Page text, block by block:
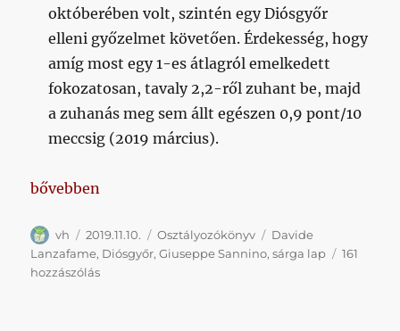
októberében volt, szintén egy Diósgyőr
elleni győzelmet követően. Érdekesség, hogy
amíg most egy 1-es átlagról emelkedett
fokozatosan, tavaly 2,2-ről zuhant be, majd
a zuhanás meg sem állt egészen 0,9 pont/10
meccsig (2019 március).
„Sannino lassan pályára lépés nélkül is hozza
bővebben
Szerző
vh Közzétéve
2019.11.10. Kategória
Osztályozókönyv Címke
Davide
Lanzafame, Diósgyőr,Giuseppe Sannino,sárga lap
161
hozzászólásSannino